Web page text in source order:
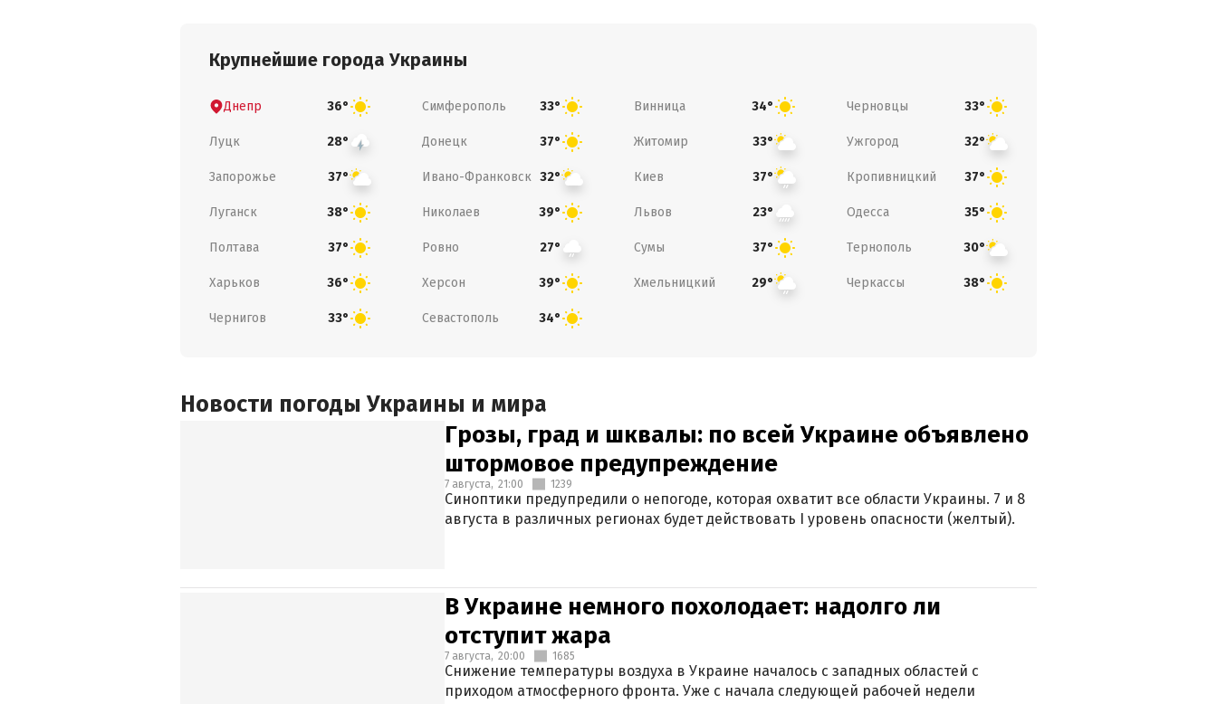
Крупнейшие города Украины
Днепр 36° Симферополь 33° Винница 34° Черновцы 33°
Луцк 28° Донецк 37° Житомир 33° Ужгород 32°
Запорожье 37° Ивано-Франковск 32° Киев 37° Кропивницкий 37°
Луганск 38° Николаев 39° Львов 23° Одесса 35°
Полтава 37° Ровно 27° Сумы 37° Тернополь 30°
Харьков 36° Херсон 39° Хмельницкий 29° Черкассы 38°
Чернигов 33° Севастополь 34°
Новости погоды Украины и мира
Грозы, град и шквалы: по всей Украине объявлено
штормовое предупреждение
7 августа, 21:00 1239
Синоптики предупредили о непогоде, которая охватит все области Украины. 7 и 8
августа в различных регионах будет действовать I уровень опасности (желтый).
В Украине немного похолодает: надолго ли
отступит жара
7 августа, 20:00 1685
Снижение температуры воздуха в Украине началось с западных областей с
приходом атмосферного фронта. Уже с начала следующей рабочей недели